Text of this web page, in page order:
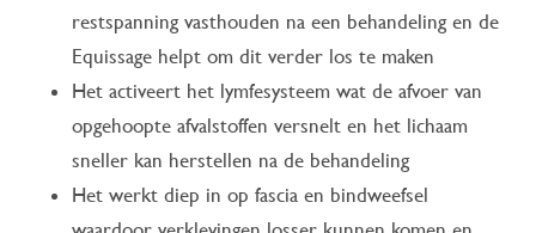
restspanning vasthouden na een behandeling en de
Equissage helpt om dit verder los te maken
Het activeert het lymfesysteem wat de afvoer van
opgehoopte afvalstoffen versnelt en het lichaam
sneller kan herstellen na de behandeling
Het werkt diep in op fascia en bindweefsel